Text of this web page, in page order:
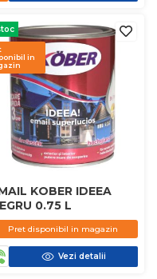
in
KOBER IDEEA
0.75 L
Pret disponibil in magazin
Vezi detalii